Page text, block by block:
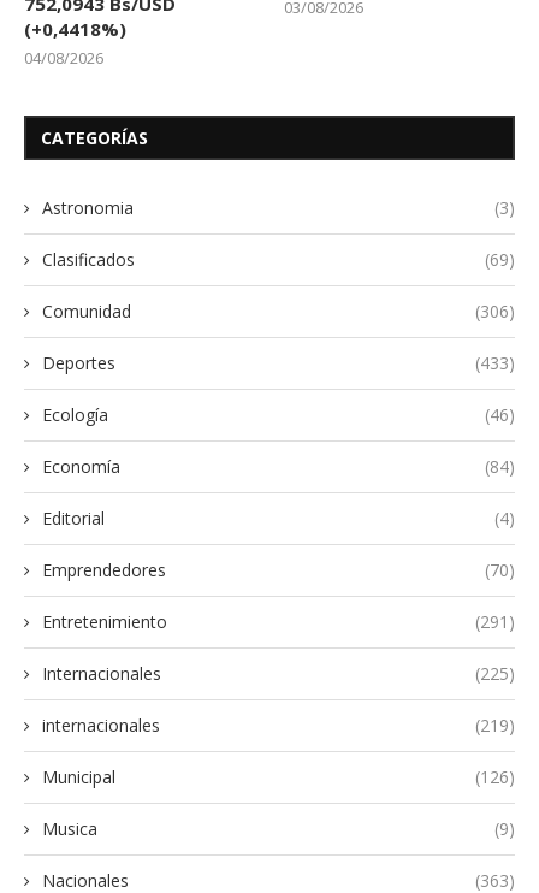
(+0,4418%)
04/08/2026
03/08/2026
CATEGORÍAS
Astronomia (3)
Clasificados (69)
Comunidad (306)
Deportes (433)
Ecología (46)
Economía (84)
Editorial (4)
Emprendedores (70)
Entretenimiento (291)
Internacionales (225)
internacionales (219)
Municipal (126)
Musica (9)
Nacionales (363)